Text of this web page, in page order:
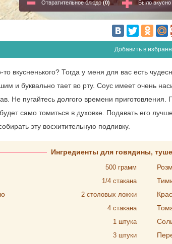
Отвратительное блюдо (0) Было вкусно
Добавить в
то вкусненького? Тогда у меня для вас есть
и буквально тает во рту. Соус имеет очень
Не пугайтесь долгого времени
само томиться в духовке. Подавать его
эту восхитительную подливку.
Ингредиенты для говядины,
500 грамм
1/4 стакана
2 столовых ложки
4 стакана
1 штука
3 штуки